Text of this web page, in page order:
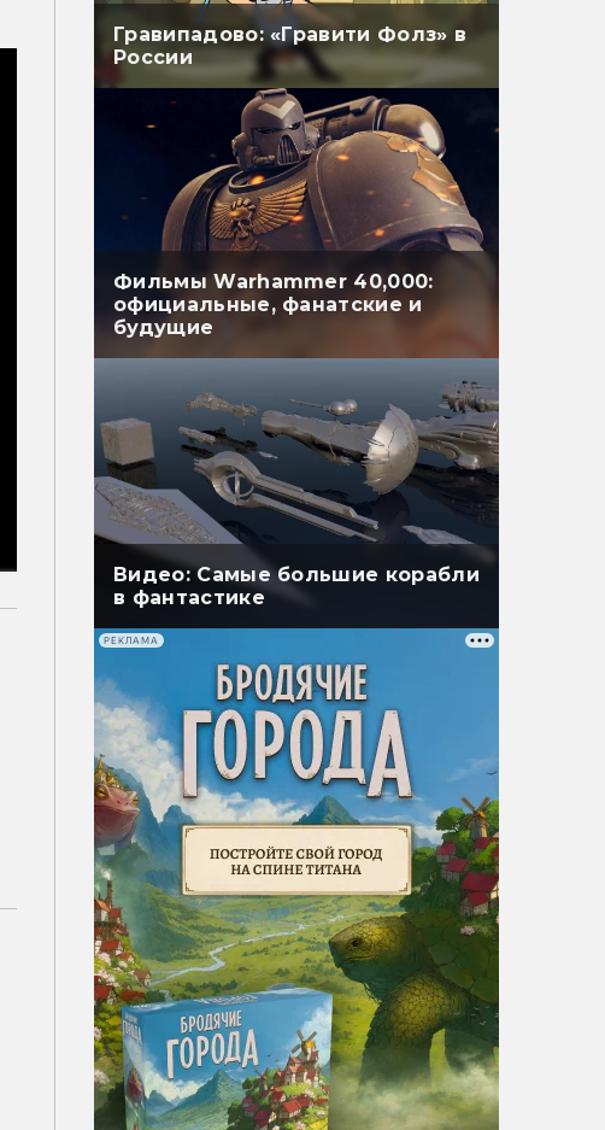
Гравипадово: «Гравити Фолз» в
России
Фильмы Warhammer 40,000:
официальные, фанатские и
будущие
Видео: Самые большие корабли
в фантастике
РЕКЛАМА